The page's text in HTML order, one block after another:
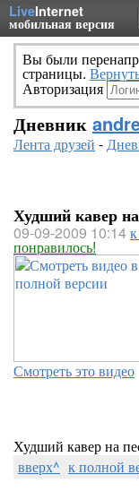
LiveInternet
мобильная версия
Вы были
страницы.
Авторизация
Дневник
Лента друзей -
Худший кавер
09-09-2009 10:14
понравилось!
Смотреть это видео
Худший кавер на
вверх^ к полной